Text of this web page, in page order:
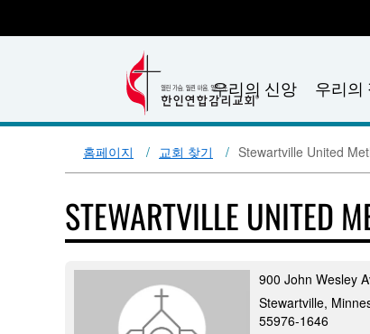
우리의 신앙 우리의
홈페이지 교회 찾기 Stewartville United
STEWARTVILLE UNITED
900 John Wesley
Stewartville,
55976-1646